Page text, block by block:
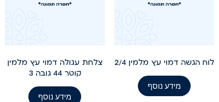
לוח הגשה דמוי עץ מלמין 2/4
מידע נוסף
צלחת עגולה דמוי עץ מלמין
קוטר 44 גובה 3
מידע נוסף